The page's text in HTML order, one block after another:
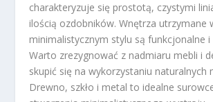
charakteryzuje się prostotą, czystymi
ilością ozdobników. Wnętrza utrzymane
minimalistycznym stylu są funkcjonalne
Warto zrezygnować z nadmiaru mebli i
skupić się na wykorzystaniu naturalnych
Drewno, szkło i metal to idealne